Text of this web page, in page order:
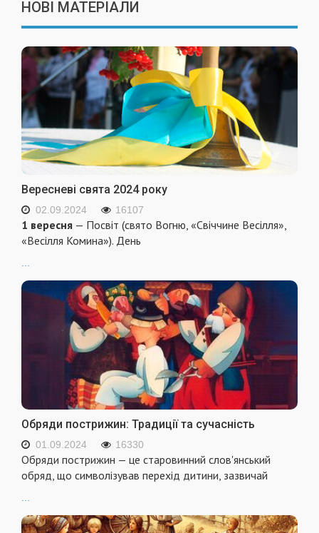
НОВІ МАТЕРІАЛИ
Вересневі свята 2024 року
02.09.2024 16107
1 вересня — Посвіт (свято Вогню, «Свіччине Весілля»,
«Весілля Комина»). День
...
Обряди пострижин: Традиції та сучасність
01.09.2024 16330
Обряди пострижин — це старовинний слов'янський
обряд, що символізував перехід дитини, зазвичай